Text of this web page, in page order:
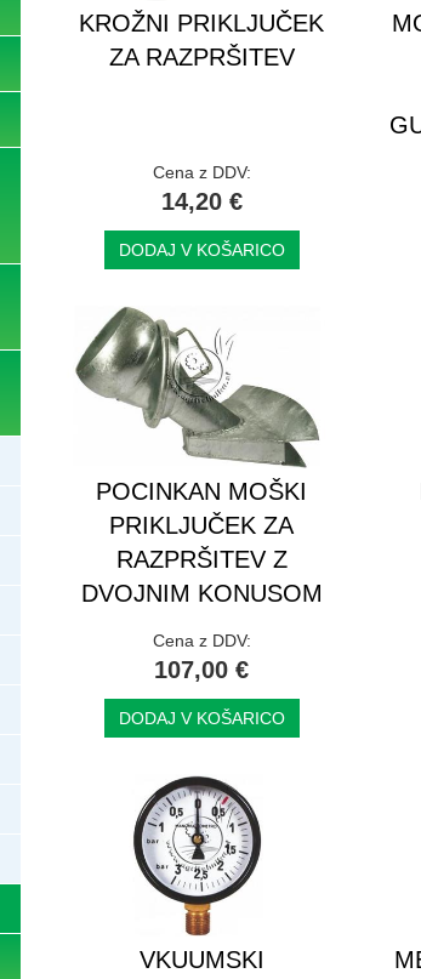
KROŽNI PRIKLJUČEK
ZA RAZPRŠITEV
Cena z DDV:
14,20 €
DODAJ V KOŠARICO
POCINKAN MOŠKI
PRIKLJUČEK ZA
RAZPRŠITEV Z
DVOJNIM KONUSOM
Cena z DDV:
107,00 €
DODAJ V KOŠARICO
VKUUMSKI